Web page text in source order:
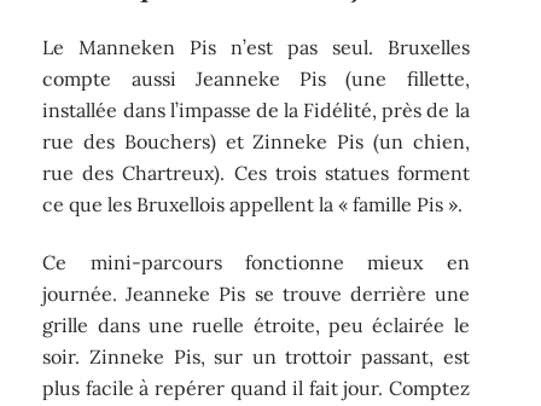
Le Manneken Pis n’est pas seul. Bruxelles
compte aussi Jeanneke Pis (une fillette,
installée dans l’impasse de la Fidélité, près de la
rue des Bouchers) et Zinneke Pis (un chien,
rue des Chartreux). Ces trois statues forment
ce que les Bruxellois appellent la « famille Pis ».
Ce mini-parcours fonctionne mieux en
journée. Jeanneke Pis se trouve derrière une
grille dans une ruelle étroite, peu éclairée le
soir. Zinneke Pis, sur un trottoir passant, est
plus facile à repérer quand il fait jour. Comptez